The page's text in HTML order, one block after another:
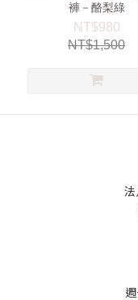
褲－酪梨綠
NT$980
NT$1,500